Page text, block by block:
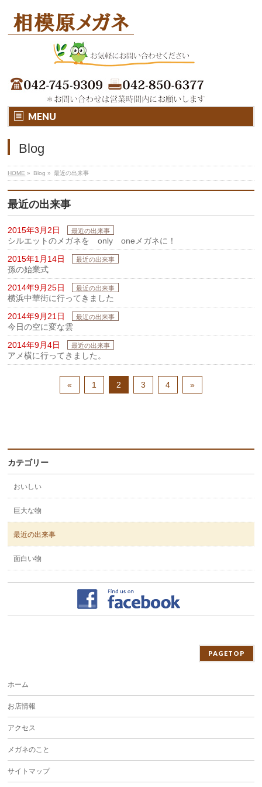
MENU
Blog
HOME » Blog » 最近の出来事
最近の出来事
2015年3月2日 最近の出来事
シルエットのメガネを only oneメガネに！
2015年1月14日
最近の出来事
孫の始業式
2014年9月25日
最近の出来事
横浜中華街に行ってきました
2014年9月21日
最近の出来事
今日の空に変な雲
2014年9月4日
最近の出来事
アメ横に行ってきました。
« 1 2 3 4 »
カテゴリー
おいしい
巨大な物
最近の出来事
面白い物
PAGETOP
ホーム
お店情報
アクセス
メガネのこと
サイトマップ